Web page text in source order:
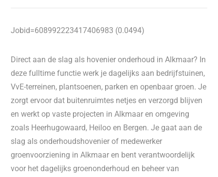
Jobid=608992223417406983 (0.0494)
Direct aan de slag als hovenier onderhoud in Alkmaar? In
deze fulltime functie werk je dagelijks aan bedrijfstuinen,
VvE-terreinen, plantsoenen, parken en openbaar groen. Je
zorgt ervoor dat buitenruimtes netjes en verzorgd blijven
en werkt op vaste projecten in Alkmaar en omgeving
zoals Heerhugowaard, Heiloo en Bergen. Je gaat aan de
slag als onderhoudshovenier of medewerker
groenvoorziening in Alkmaar en bent verantwoordelijk
voor het dagelijks groenonderhoud en beheer van